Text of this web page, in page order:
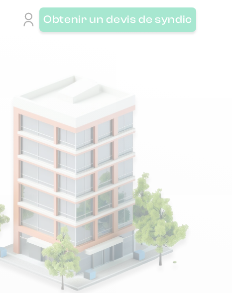
Obtenir un devis de syndic